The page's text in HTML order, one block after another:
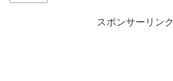
スポンサーリンク